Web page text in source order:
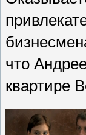
что
квартире